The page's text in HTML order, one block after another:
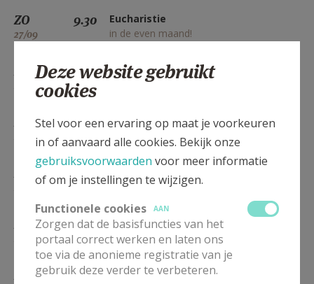
ZO
27/09
9.30
Eucharistie
in de even maand!
9.30
Eucharistie
in de even maand!
9.30
Eucharistie
in de even maand!
9.30
in de even maand!
24/01
9.30
Eucharistie
in de even maand!
9.30
Eucharistie
Deze website gebruikt
cookies
Stel voor een ervaring op maat je voorkeuren
in of aanvaard alle cookies. Bekijk onze
gebruiksvoorwaarden voor meer informatie
of om je instellingen te wijzigen.
Functionele cookies
AAN
Zorgen dat de basisfuncties van het
portaal correct werken en laten ons
toe via de anonieme registratie van je
gebruik deze verder te verbeteren.